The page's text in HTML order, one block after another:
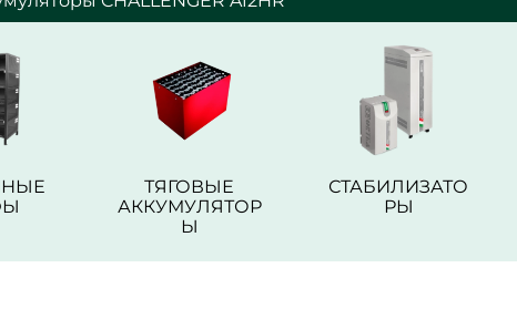
ТЯГОВЫЕ
АККУМУЛЯТОР
Ы
СТАБИЛИЗАТО
РЫ